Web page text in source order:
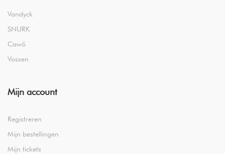
Vandyck
SNURK
Cawö
Vossen
Mijn account
Registreren
Mijn bestellingen
Mijn tickets